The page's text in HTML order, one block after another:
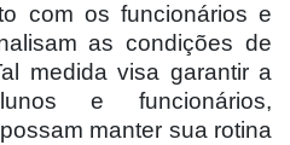
com os funcionários e
as condições de
medida visa garantir a
e funcionários,
manter sua rotina